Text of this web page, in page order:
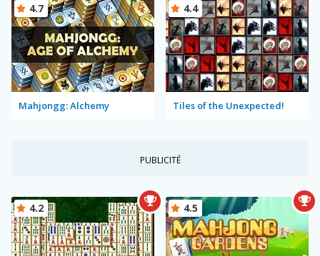
Mahjongg: Alchemy
4.7
Tiles of the Unexpected!
4.4
PUBLICITÉ
4.2 4.5